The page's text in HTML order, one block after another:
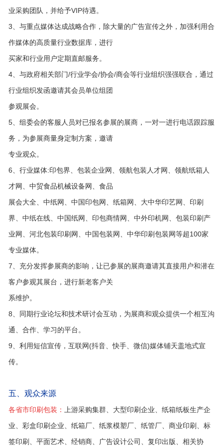
业采购团队，并给予VIP待遇。
3、与重点媒体达成战略合作，除大量的广告宣传之外，加强利用合
作媒体的高质量行业数据库，进行
买家和行业用户定期直邮服务。
4、与政府相关部门/行业学会/协会/商会等行业组织强强联合，通过
行业组织发函邀请其会员单位组团
参观展会。
5、组委会的客服人员对已报名参展的展商，一对一进行电话跟踪服
务，为参展商量身定制方案，邀请
专业观众。
6、行业媒体:印包界、包装企业网、领航包装人才网、领航纸箱人
才网、中贸食品机械设备网、食品
展会大全、中纸网、中国印包网、纸箱网、大中华印艺网、印刷
界、中纸在线、中国纸网、印包商情网、中外印机网、包装印刷产
业网、河北包装印刷网、中国包装网、中华印刷包装网等超100家
专业媒体。
7、充分发挥参展商的影响，让已参展的展商邀请其直接用户和潜在
客户参观其展台，进行新老客户关
系维护。
8、同期行业论坛和技术研讨会互动，为展商和观众提供一个相互沟
通、合作、学习的平台。
9、利用短信宣传，互联网(抖音、快手、微信)媒体铺天盖地式宣
传。
五、观众来源
各省市印刷包装：
上游采购集群、大型印刷企业、纸箱纸板生产企
业、彩盒印刷企业、纸箱厂、纸浆模塑厂、纸管厂、商业印刷、标
签印刷、平面艺术、经销商、广告设计公司、复印出版、相关协